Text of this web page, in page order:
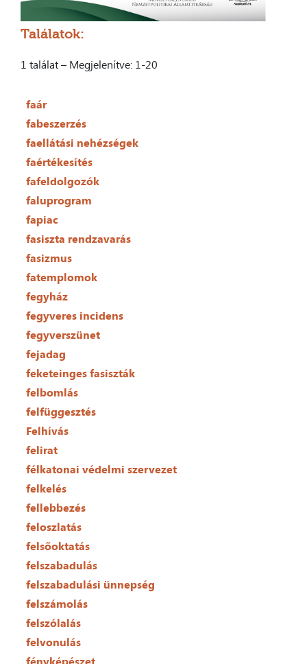
Találatok:
1 találat – Megjelenítve: 1-20
faár
fabeszerzés
faellátási nehézségek
faértékesítés
fafeldolgozók
faluprogram
fapiac
fasiszta rendzavarás
fasizmus
fatemplomok
fegyház
fegyveres incidens
fegyverszünet
fejadag
feketeinges fasiszták
felbomlás
felfüggesztés
Felhívás
felirat
félkatonai védelmi szervezet
felkelés
fellebbezés
feloszlatás
felsőoktatás
felszabadulás
felszabadulási ünnepség
felszámolás
felszólalás
felvonulás